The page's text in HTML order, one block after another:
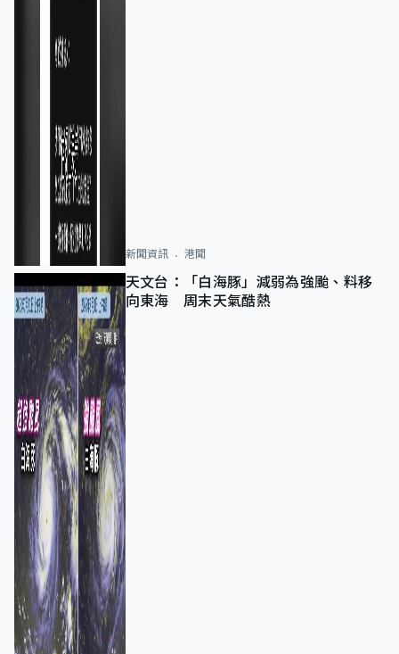
新聞資訊 港聞
天文台：「白海豚」減弱為強颱、料移
向東海 周末天氣酷熱